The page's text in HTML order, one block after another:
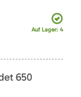
Auf Lager: 4
650